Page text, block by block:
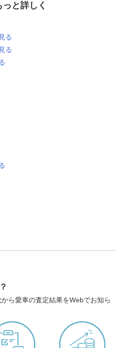
と詳しく
る
る
から愛車の査定結果をWebでお知ら